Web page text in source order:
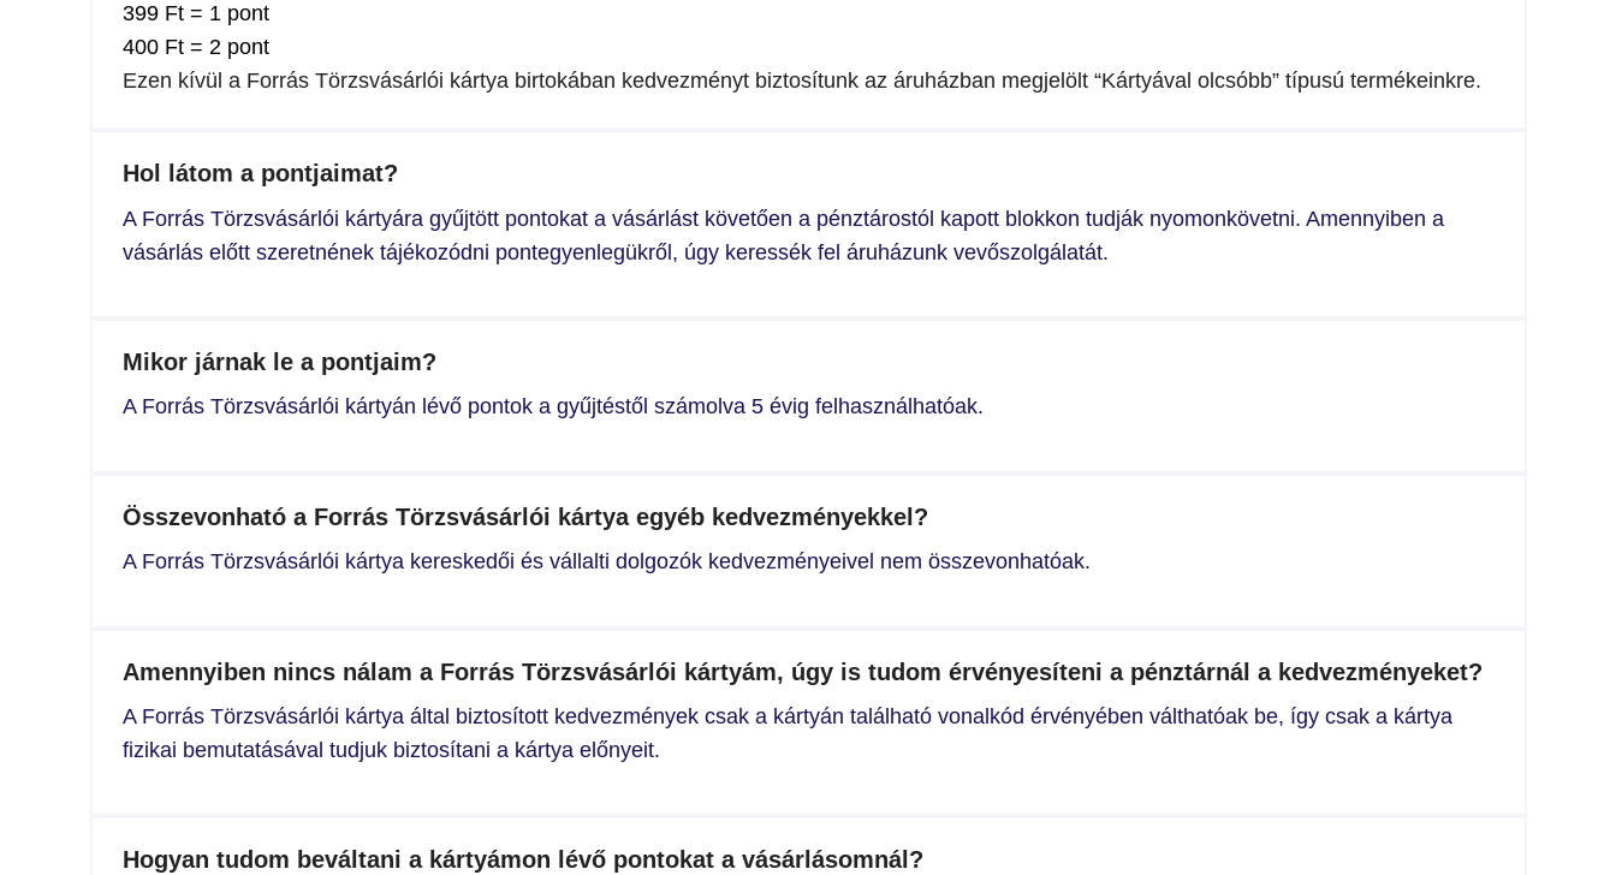
399 Ft = 1 pont
400 Ft = 2 pont
Ezen kívül a Forrás Törzsvásárlói kártya birtokában kedvezményt biztosítunk az áruházban megjelölt “Kártyával olcsóbb” típusú termékeinkre.
Hol látom a pontjaimat?
A Forrás Törzsvásárlói kártyára gyűjtött pontokat a vásárlást követően a pénztárostól kapott blokkon tudják nyomonkövetni. Amennyiben a
vásárlás előtt szeretnének tájékozódni pontegyenlegükről, úgy keressék fel áruházunk vevőszolgálatát.
Mikor járnak le a pontjaim?
A Forrás Törzsvásárlói kártyán lévő pontok a gyűjtéstől számolva 5 évig felhasználhatóak.
Összevonható a Forrás Törzsvásárlói kártya egyéb kedvezményekkel?
A Forrás Törzsvásárlói kártya kereskedői és vállalti dolgozók kedvezményeivel nem összevonhatóak.
Amennyiben nincs nálam a Forrás Törzsvásárlói kártyám, úgy is tudom érvényesíteni a pénztárnál a kedvezményeket?
A Forrás Törzsvásárlói kártya által biztosított kedvezmények csak a kártyán található vonalkód érvényében válthatóak be, így csak a kártya
fizikai bemutatásával tudjuk biztosítani a kártya előnyeit.
Hogyan tudom beváltani a kártyámon lévő pontokat a vásárlásomnál?